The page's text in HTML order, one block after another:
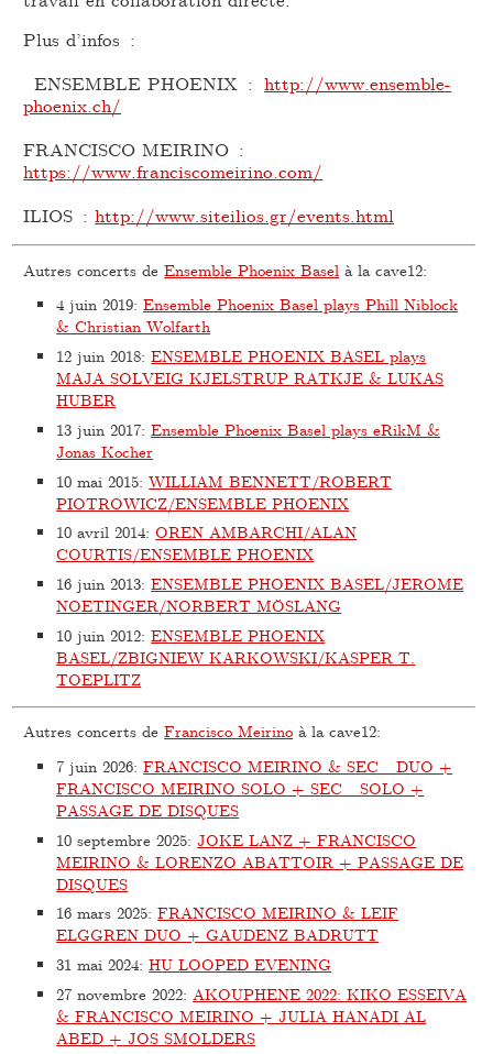
Plus d’infos :
ENSEMBLE PHOENIX :http://www.ensemble-
phoenix.ch/
FRANCISCO MEIRINO :
https://www.franciscomeirino.com/
ILIOS :http://www.siteilios.gr/events.html
Autres concerts deEnsemble Phoenix Basel à la cave12:
4 juin 2019:Ensemble Phoenix Basel plays Phill Niblock
& Christian Wolfarth
12 juin 2018:ENSEMBLE PHOENIX BASEL plays
MAJA SOLVEIG KJELSTRUP RATKJE & LUKAS
HUBER
13 juin 2017:Ensemble Phoenix Basel plays eRikM &
Jonas Kocher
10 mai 2015:WILLIAM BENNETT/ROBERT
PIOTROWICZ/ENSEMBLE PHOENIX
10 avril 2014:OREN AMBARCHI/ALAN
COURTIS/ENSEMBLE PHOENIX
16 juin 2013:ENSEMBLE PHOENIX BASEL/JEROME
NOETINGER/NORBERT MÖSLANG
10 juin 2012:ENSEMBLE PHOENIX
BASEL/ZBIGNIEW KARKOWSKI/KASPER T.
TOEPLITZ
Autres concerts deFrancisco Meirino à la cave12:
7 juin 2026:FRANCISCO MEIRINO & SEC_ DUO +
FRANCISCO MEIRINO SOLO + SEC_ SOLO +
PASSAGE DE DISQUES
10 septembre 2025:JOKE LANZ + FRANCISCO
MEIRINO & LORENZO ABATTOIR + PASSAGE DE
DISQUES
16 mars 2025:FRANCISCO MEIRINO & LEIF
ELGGREN DUO + GAUDENZ BADRUTT
31 mai 2024:HU LOOPED EVENING
27 novembre 2022:AKOUPHENE 2022: KIKO ESSEIVA
& FRANCISCO MEIRINO + JULIA HANADI AL
ABED + JOS SMOLDERS